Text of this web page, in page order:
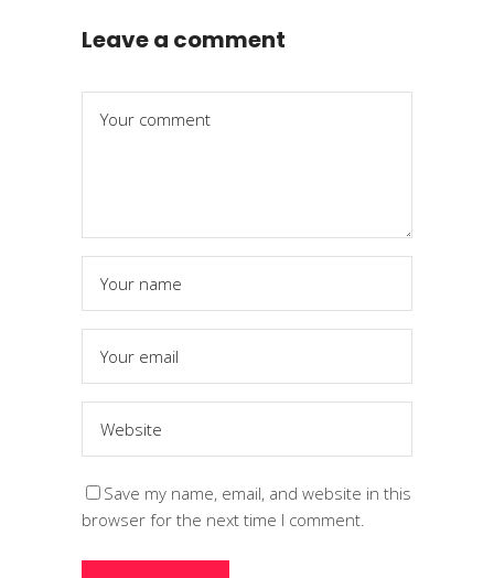
Leave a comment
Save my name, email, and website in this
browser for the next time I comment.